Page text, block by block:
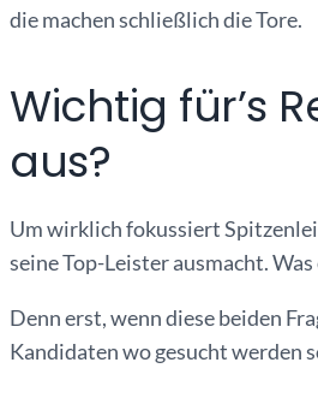
die machen schließlich die Tore.
Wichtig für’s
aus?
Um wirklich fokussiert
seine Top-Leister ausmacht.
Denn erst, wenn diese beiden
Kandidaten wo gesucht werden